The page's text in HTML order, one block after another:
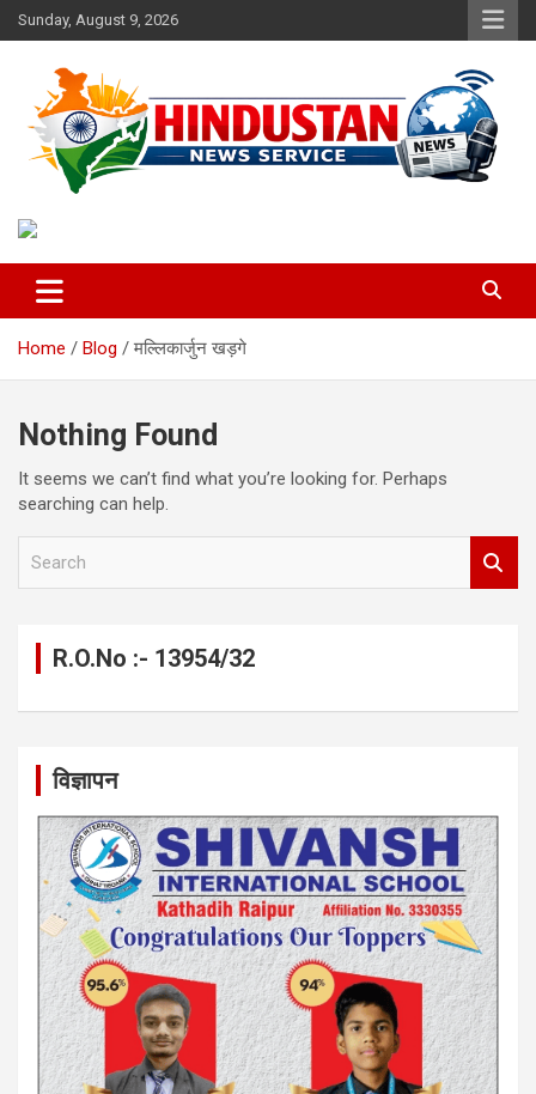
Skip
to
Sunday, August 9, 2026
Hindustan News Service
Home Blog मल्लिकार्जुन खड़गे
Nothing Found
It seems we can’t find what you’re looking for. Perhaps
searching can help.
R.O.No :- 13954/32
विज्ञापन